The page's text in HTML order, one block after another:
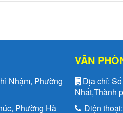
Nhậm, Phường
Phường Hà
VĂN
Địa chỉ:
Nhất,Thành
Điện thoại: